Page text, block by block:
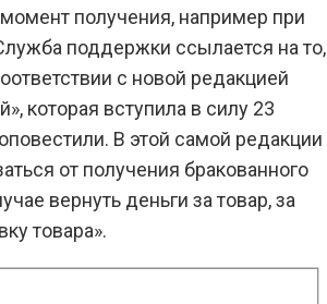
получения, например при
поддержки ссылается на то,
с новой редакцией
которая вступила в силу 23
В этой самой редакции
от получения бракованного
вернуть деньги за товар, за
товара».